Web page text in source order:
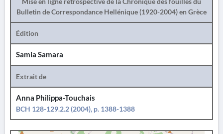
Bulletin de Correspondance Hellénique (1920-2004) en Grèce
Édition
Samia Samara
Extrait de
Anna Philippa-Touchais
BCH 128-129.2.2 (2004), p. 1388-1388